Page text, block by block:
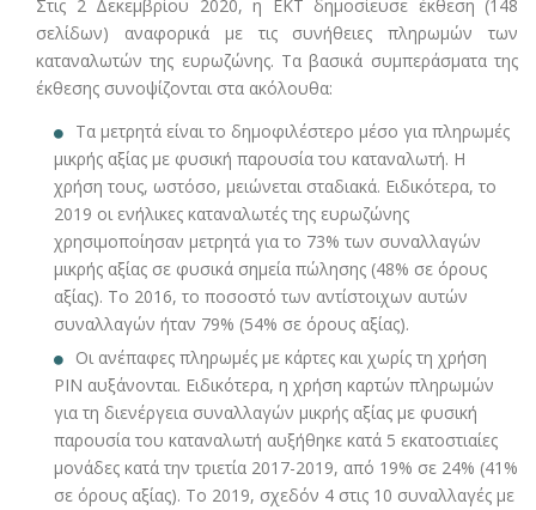
Στις 2 Δεκεμβρίου 2020, η ΕΚΤ δημοσίευσε έκθεση (148
σελίδων) αναφορικά με τις συνήθειες πληρωμών των
καταναλωτών της ευρωζώνης. Τα βασικά συμπεράσματα της
έκθεσης συνοψίζονται στα ακόλουθα:
Τα μετρητά είναι το δημοφιλέστερο μέσο για πληρωμές
μικρής αξίας με φυσική παρουσία του καταναλωτή. Η
χρήση τους, ωστόσο, μειώνεται σταδιακά. Ειδικότερα, το
2019 οι ενήλικες καταναλωτές της ευρωζώνης
χρησιμοποίησαν μετρητά για το 73% των συναλλαγών
μικρής αξίας σε φυσικά σημεία πώλησης (48% σε όρους
αξίας). Το 2016, το ποσοστό των αντίστοιχων αυτών
συναλλαγών ήταν 79% (54% σε όρους αξίας).
Οι ανέπαφες πληρωμές με κάρτες και χωρίς τη χρήση
PIN αυξάνονται. Ειδικότερα, η χρήση καρτών πληρωμών
για τη διενέργεια συναλλαγών μικρής αξίας με φυσική
παρουσία του καταναλωτή αυξήθηκε κατά 5 εκατοστιαίες
μονάδες κατά την τριετία 2017-2019, από 19% σε 24% (41%
σε όρους αξίας). Το 2019, σχεδόν 4 στις 10 συναλλαγές με